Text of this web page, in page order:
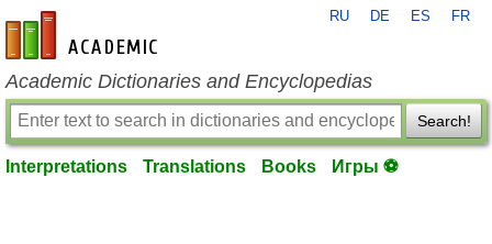
en-academic.com
RU DE ES FR
Academic Dictionaries and Encyclopedias
Search!
Interpretations Translations Books Игры ⚽